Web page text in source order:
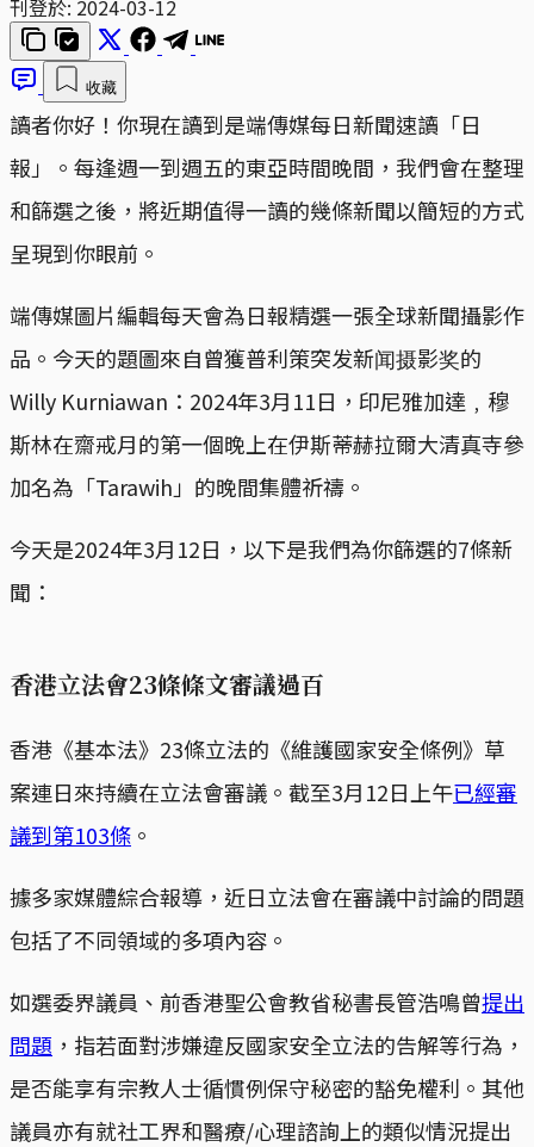
刊登於: 2024-03-12
收藏
讀者你好！你現在讀到是端傳媒每日新聞速讀「日
報」。每逢週一到週五的東亞時間晚間，我們會在整理
和篩選之後，將近期值得一讀的幾條新聞以簡短的方式
呈現到你眼前。
端傳媒圖片編輯每天會為日報精選一張全球新聞攝影作
品。今天的題圖來自曾獲普利策突发新闻摄影奖的
Willy Kurniawan：2024年3月11日，印尼雅加達﹐穆
斯林在齋戒月的第一個晚上在伊斯蒂赫拉爾大清真寺參
加名為「Tarawih」的晚間集體祈禱。
今天是2024年3月12日，以下是我們為你篩選的7條新
聞：
香港立法會23條條文審議過百
香港《基本法》23條立法的《維護國家安全條例》草
案連日來持續在立法會審議。截至3月12日上午已經審
議到第103條 。
據多家媒體綜合報導，近日立法會在審議中討論的問題
包括了不同領域的多項內容。
如選委界議員、前香港聖公會教省秘書長管浩鳴曾提出
問題 ，指若面對涉嫌違反國家安全立法的告解等行為，
是否能享有宗教人士循慣例保守秘密的豁免權利。其他
議員亦有就社工界和醫療/心理諮詢上的類似情況提出